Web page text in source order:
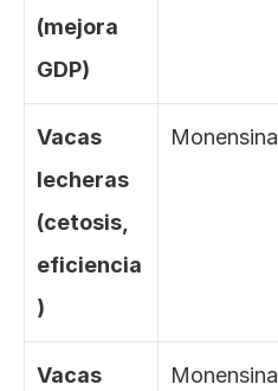
(mejora
GDP)
Vacas
lecheras
(cetosis,
eficiencia
)
Monensina
Vacas
Monensina